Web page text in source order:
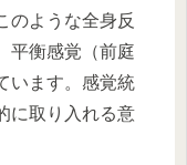
のような全身反
平衡感覚（前庭
います。感覚統
に取り入れる意